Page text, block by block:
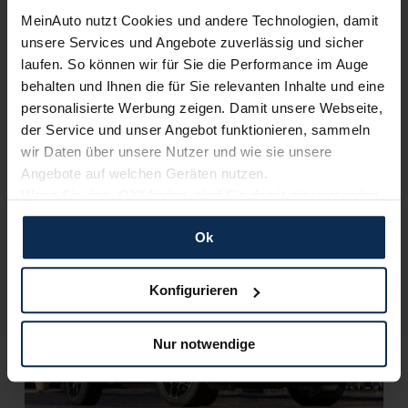
MeinAuto nutzt Cookies und andere Technologien, damit
unsere Services und Angebote zuverlässig und sicher
laufen. So können wir für Sie die Performance im Auge
behalten und Ihnen die für Sie relevanten Inhalte und eine
personalisierte Werbung zeigen. Damit unsere Webseite,
der Service und unser Angebot funktionieren, sammeln
wir Daten über unsere Nutzer und wie sie unsere
Angebote auf welchen Geräten nutzen.
und erlauben uns Cookies für unseren Service zu
verwenden und diese Daten an Dritte weiterzugeben,
etwa an unsere Marketingpartner. Falls Sie dem nicht
zustimmen möchten, beschränken wir uns auf die
dann nicht auf Sie zuschneiden und Sie somit nicht
perfekt auf dem Weg zu Ihrem Neuwagen unterstützen.
Sie können die Einstellungen jederzeit anpassen oder
widerrufen.
Ok
Konfigurieren
Nur notwendige
KI-generiert